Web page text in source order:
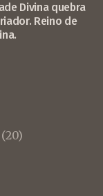
Divina quebra
Reino de
(20)